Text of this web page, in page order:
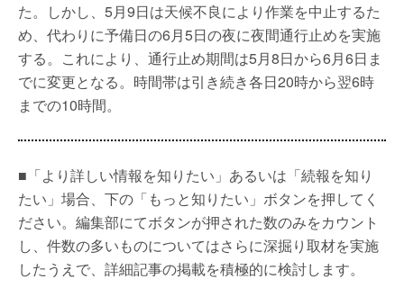
た。しかし、5月9日は天候不良により作業を中止するた
め、代わりに予備日の6月5日の夜に夜間通行止めを実施
する。これにより、通行止め期間は5月8日から6月6日ま
でに変更となる。時間帯は引き続き各日20時から翌6時
までの10時間。
■「より詳しい情報を知りたい」あるいは「続報を知り
たい」場合、下の「もっと知りたい」ボタンを押してく
ださい。編集部にてボタンが押された数のみをカウント
し、件数の多いものについてはさらに深掘り取材を実施
したうえで、詳細記事の掲載を積極的に検討します。